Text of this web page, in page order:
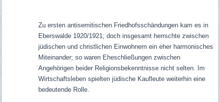
Zu ersten antisemitischen Friedhofsschändungen kam es in
Eberswalde 1920/1921; doch insgesamt herrschte zwischen
jüdischen und christlichen Einwohnern ein eher harmonisches
Miteinander; so waren Eheschließungen zwischen
Angehörigen beider Religionsbekenntnisse nicht selten. Im
Wirtschaftsleben spielten jüdische Kaufleute weiterhin eine
bedeutende Rolle.